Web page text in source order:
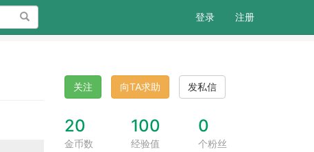
搜索 登录 注册
关注 向TA求助 发私信
20
金币数
100
经验值
0
个粉丝